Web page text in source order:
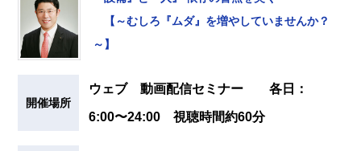
【～むしろ『ムダ』を増やしていませんか？
～】
開催場所
ウェブ 動画配信セミナー 各日：
6:00〜24:00 視聴時間約60分